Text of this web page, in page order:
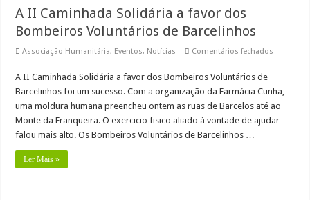
A II Caminhada Solidária a favor dos
Bombeiros Voluntários de Barcelinhos
Associação Humanitária, Eventos, Notícias Comentários fechados
Solidária
a
favor
A II Caminhada Solidária a favor dos Bombeiros Voluntários de
Barcelinhos foi um sucesso. Com a organização da Farmácia Cunha,
uma moldura humana preencheu ontem as ruas de Barcelos até ao
Monte da Franqueira. O exercicio fisico aliado à vontade de ajudar
falou mais alto. Os Bombeiros Voluntários de Barcelinhos …
Ler Mais »